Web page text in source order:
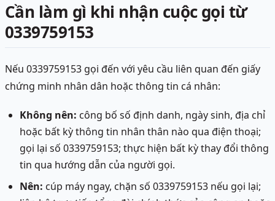
Cần làm gì khi nhận cuộc gọi từ
0339759153
Nếu 0339759153 gọi đến với yêu cầu liên quan đến giấy
chứng minh nhân dân hoặc thông tin cá nhân:
Không nên: công bố số định danh, ngày sinh, địa chỉ
hoặc bất kỳ thông tin nhân thân nào qua điện thoại;
gọi lại số 0339759153; thực hiện bất kỳ thay đổi thông
tin qua hướng dẫn của người gọi.
Nên: cúp máy ngay, chặn số 0339759153 nếu gọi lại;